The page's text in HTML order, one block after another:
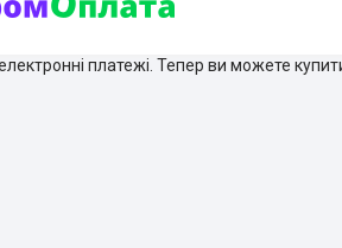
платежі. Тепер ви можете